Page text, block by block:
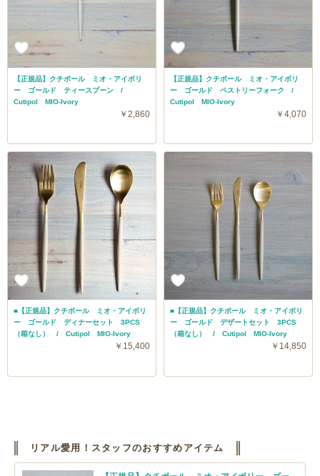
【正規品】クチポール ミオ・アイボリ
ー ゴールド ティースプーン /
Cutipol MIO-Ivory
￥2,860
【正規品】クチポール ミオ・アイボリ
ー ゴールド ペストリーフォーク /
Cutipol MIO-Ivory
￥4,070
■【正規品】クチポール ミオ・アイボリ
ー ゴールド ディナーセット 3PCS
（箱なし） / Cutipol MIO-Ivory
￥15,400
■【正規品】クチポール ミオ・アイボリ
ー ゴールド デザートセット 3PCS
（箱なし） / Cutipol MIO-Ivory
￥14,850
リアル愛用！スタッフのおすすめアイテム